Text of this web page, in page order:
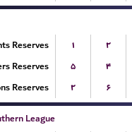
Reserves
۱ ۲
Reserves
۵ ۴
Reserves
۲ ۶
League